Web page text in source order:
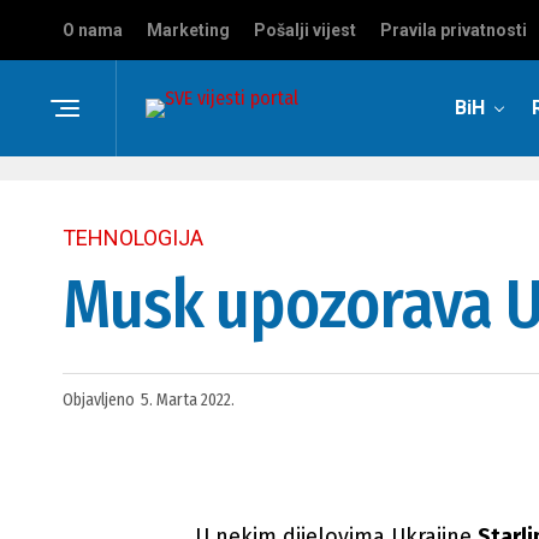
O nama Marketing Pošalji vijest Pravila privatnosti
BiH
TEHNOLOGIJA
Musk upozorava
Objavljeno 5. Marta 2022.